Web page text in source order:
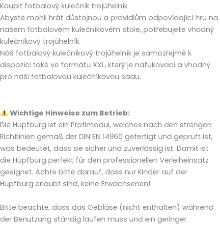
Koupit fotbalový kulečník trojúhelník
Abyste mohli hrát důstojnou a pravidlům odpovídající hru na
našem fotbalovém kulečníkovém stole, potřebujete vhodný
kulečníkový trojúhelník.
Náš fotbalový kulečníkový trojúhelník je samozřejmě k
dispozici také ve formátu XXL, který je nafukovací a vhodný
pro naši fotbalovou kulečníkovou sadu.
Wichtige Hinweise zum Betrieb:
Die Hüpfburg ist ein Profimodul, welches nach den strengen
Richtlinien gemäß der DIN EN 14960 gefertigt und geprüft ist,
was bedeutet, dass sie sicher und zuverlässig ist. Damit ist
die Hüpfburg perfekt für den professionellen Verleiheinsatz
geeignet. Achte bitte darauf, dass nur Kinder auf der
Hüpfburg erlaubt sind, keine Erwachsenen!
Bitte beachte, dass das Gebläse (nicht enthalten) während
der Benutzung ständig laufen muss und ein geringer